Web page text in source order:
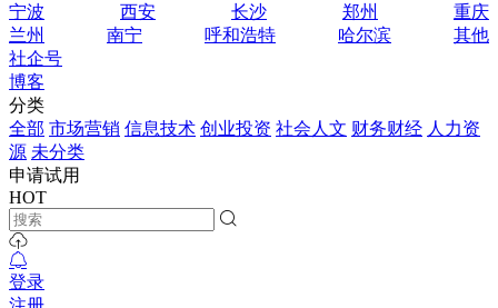
宁波
西安 长沙 郑州
重庆
兰州
南宁 呼和浩特 哈尔滨
其他
社企号
博客
分类
全部 市场营销 信息技术 创业投资 社会人文 财务财经 人力资
源 未分类
申请试用
HOT
登录